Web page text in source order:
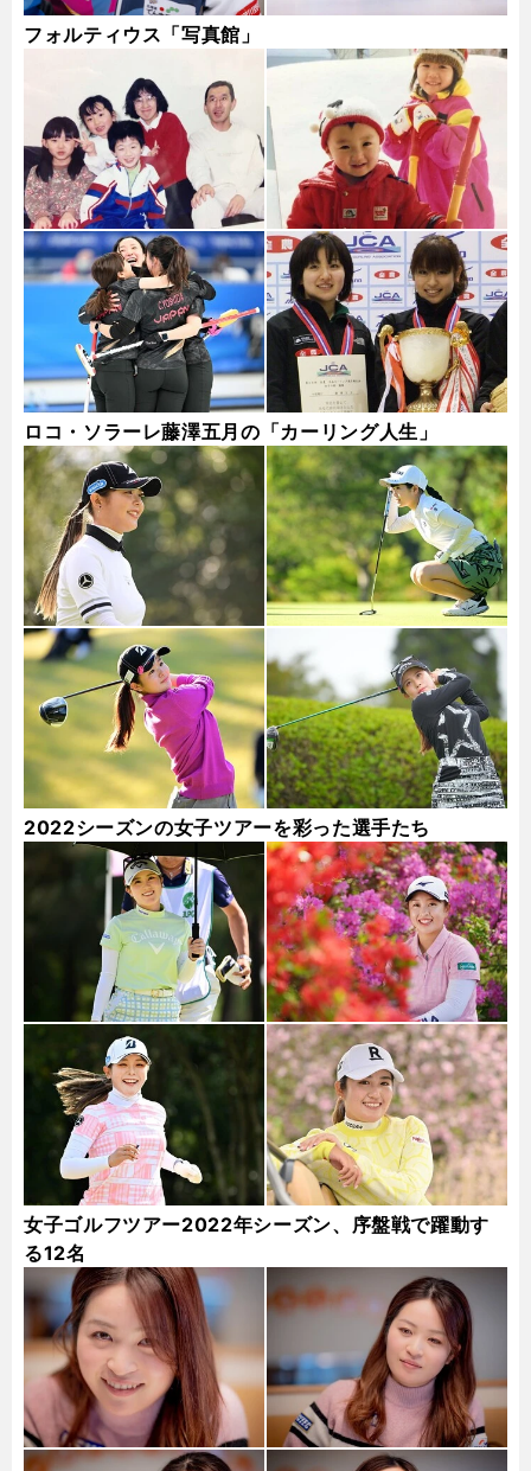
フォルティウス「写真館」
ロコ・ソラーレ藤澤五月の「カーリング人生」
2022シーズンの女子ツアーを彩った選手たち
女子ゴルフツアー2022年シーズン、序盤戦で躍動す
る12名